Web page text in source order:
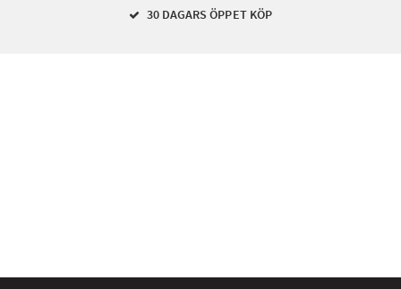
30 DAGARS ÖPPET KÖP